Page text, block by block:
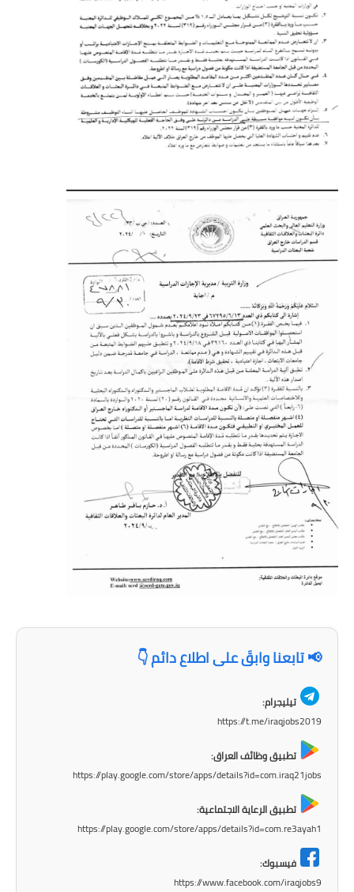
صحة وطب
فن ومشاهير
العامة
📢 تابعنا وابقَ على اطلاع دائم 👇
تيليجرام:
https://t.me/iraqjobs2019
تطبيق وظائف العراق:
https://play.google.com/store/apps/details?id=com.iraq21jobs
تطبيق الرعاية الاجتماعية:
https://play.google.com/store/apps/details?id=com.re3ayah1
فيسبوك:
https://www.facebook.com/iraqjobs9